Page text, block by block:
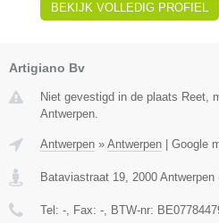
BEKIJK VOLLEDIG PROFIEL
Artigiano Bv
Niet gevestigd in de plaats Reet,
Antwerpen.
Antwerpen » Antwerpen Google
Bataviastraat 19, 2000 Antwerpen
Tel: -, Fax: -, BTW-nr: